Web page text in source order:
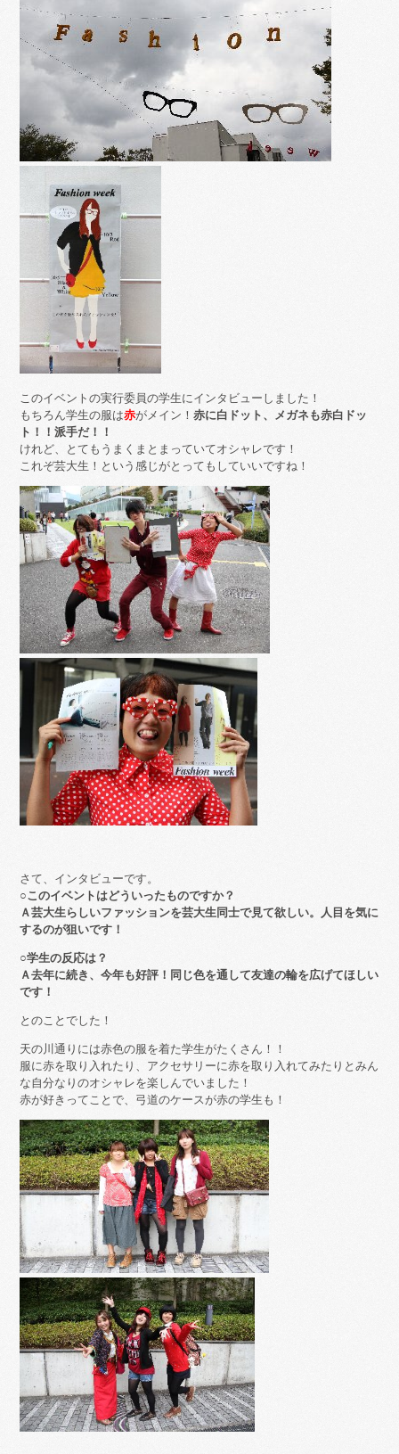
このイベントの実行委員の学生にインタビューしました！
もちろん学生の服は赤がメイン！赤に白ドット、メガネも赤白ドッ
ト！！派手だ！！
けれど、とてもうまくまとまっていてオシャレです！
これぞ芸大生！という感じがとってもしていいですね！
さて、インタビューです。
○このイベントはどういったものですか？
Ａ芸大生らしいファッションを芸大生同士で見て欲しい。人目を気に
するのが狙いです！
○学生の反応は？
Ａ去年に続き、今年も好評！同じ色を通して友達の輪を広げてほしい
です！
とのことでした！
天の川通りには赤色の服を着た学生がたくさん！！
服に赤を取り入れたり、アクセサリーに赤を取り入れてみたりとみん
な自分なりのオシャレを楽しんでいました！
赤が好きってことで、弓道のケースが赤の学生も！